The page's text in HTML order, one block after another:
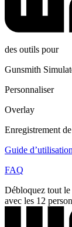
des outils pour
Gunsmith
Personnaliser
Overlay
Enregistrement
Guide d’utilisation
FAQ
Débloquez tout
avec les 12